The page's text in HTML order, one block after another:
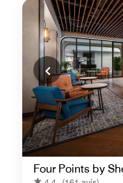
Four Points by